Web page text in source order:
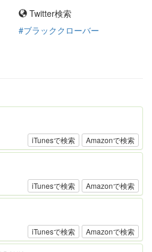
Twitter検索
#ブラッククローバー
iTunesで検索 Amazonで検索
iTunesで検索 Amazonで検索
iTunesで検索 Amazonで検索